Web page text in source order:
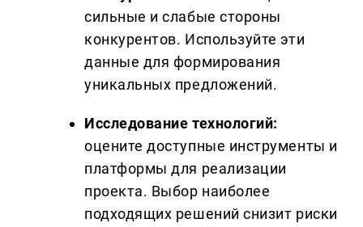
сильные и слабые стороны
конкурентов. Используйте эти
данные для формирования
уникальных предложений.
Исследование технологий:
оцените доступные инструменты и
платформы для реализации
проекта. Выбор наиболее
подходящих решений снизит риски